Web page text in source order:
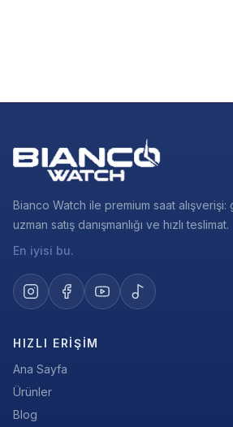
Bianco Watch ile premium saat alışverişi:
uzman satış danışmanlığı ve hızlı teslimat.
En iyisi bu.
HIZLI ERIŞIM
Ana Sayfa
Ürünler
Blog